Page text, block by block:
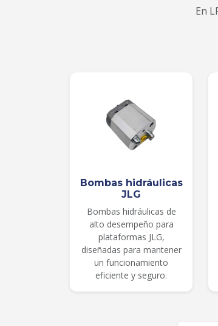
En
Bombas hidráulicas
JLG
Bombas hidráulicas de
alto desempeño para
plataformas JLG,
diseñadas para mantener
un funcionamiento
eficiente y seguro.